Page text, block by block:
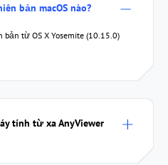
bản macOS nào?
từ OS X Yosemite (10.15.0)
tính từ xa AnyViewer